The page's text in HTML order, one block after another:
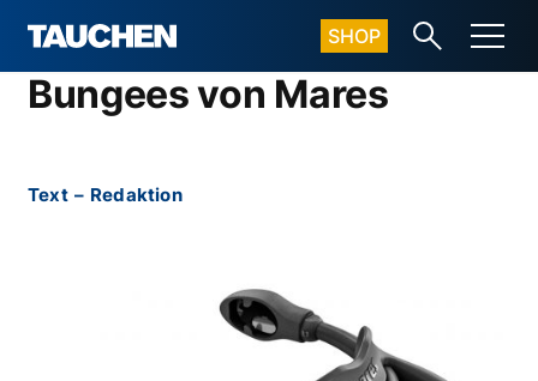
SHOP
Bungees von Mares
Text – Redaktion